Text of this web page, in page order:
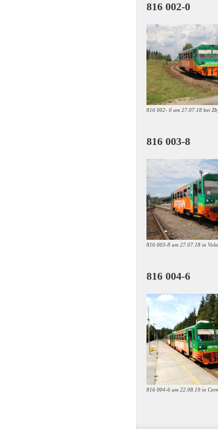
816
816 002- 0 am 27.07.18 bei
816
816 003-8 am 27.07.18 in
816
816 004-6 am 22.08.19 in